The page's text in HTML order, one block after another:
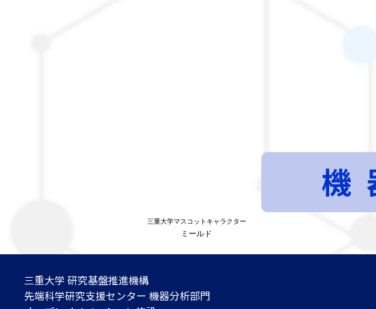
機
三重大学マスコットキャラクター
ミールド
三重大学 研究基盤推進機構
先端科学研究支援センター 機器分析部門